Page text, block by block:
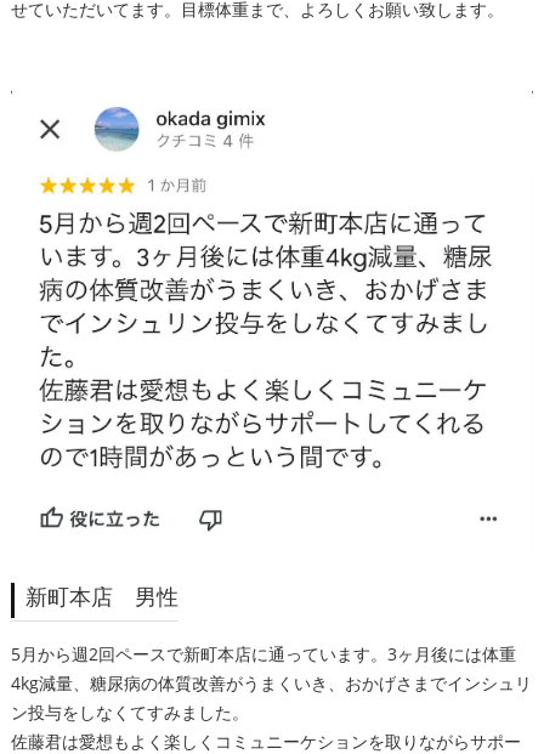
せていただいてます。目標体重まで、よろしくお願い致します。
新町本店 男性
5月から週2回ペースで新町本店に通っています。3ヶ月後には体重
4kg減量、糖尿病の体質改善がうまくいき、おかげさまでインシュリ
ン投与をしなくてすみました。
佐藤君は愛想もよく楽しくコミュニーケションを取りながらサポー